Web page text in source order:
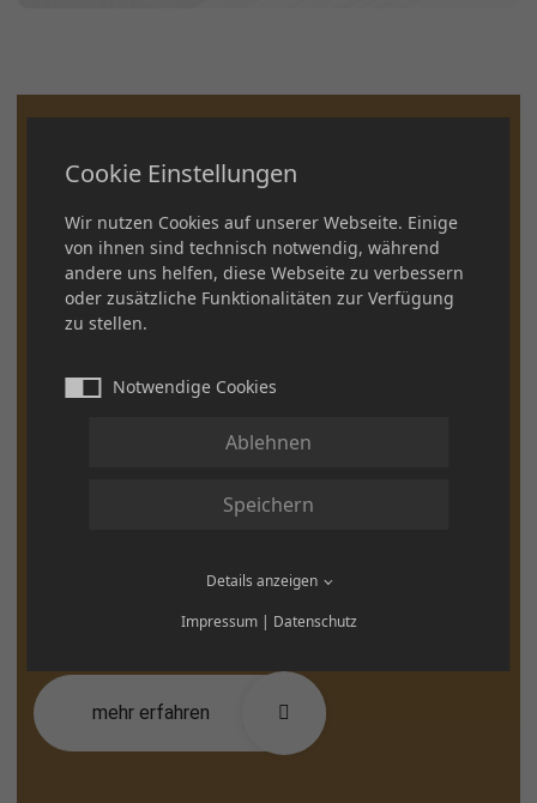
Wir legen bei unseren Referenzen hohen Wert auf
mehr erfahren
Cookie Einstellungen
Wir nutzen Cookies auf unserer Webseite. Einige
von ihnen sind technisch notwendig, während
andere uns helfen, diese Webseite zu verbessern
oder zusätzliche Funktionalitäten zur Verfügung
zu stellen.
Notwendige Cookies
Ablehnen
Speichern
Details anzeigen
Impressum| Datenschutz